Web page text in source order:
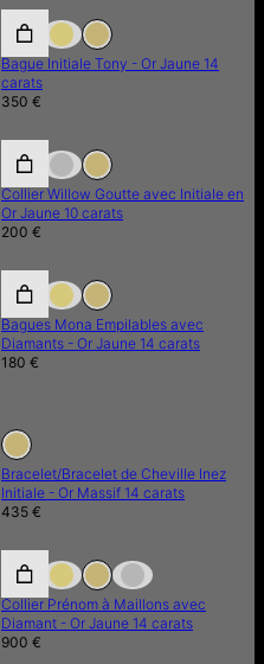
Bague Initiale Tony - Or Jaune 14
carats
350 €
Collier Willow Goutte avec Initiale en
Or Jaune 10 carats
200 €
Bagues Mona Empilables avec
Diamants - Or Jaune 14 carats
180 €
20% de réduction
En Rupture de Stock
Bracelet/Bracelet de Cheville Inez
Initiale - Or Massif 14 carats
435 €
Collier Prénom à Maillons avec
Diamant - Or Jaune 14 carats
900 €